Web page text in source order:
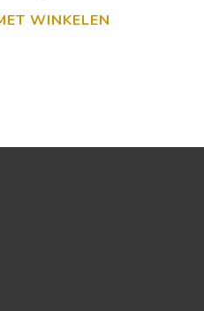
WINKELEN